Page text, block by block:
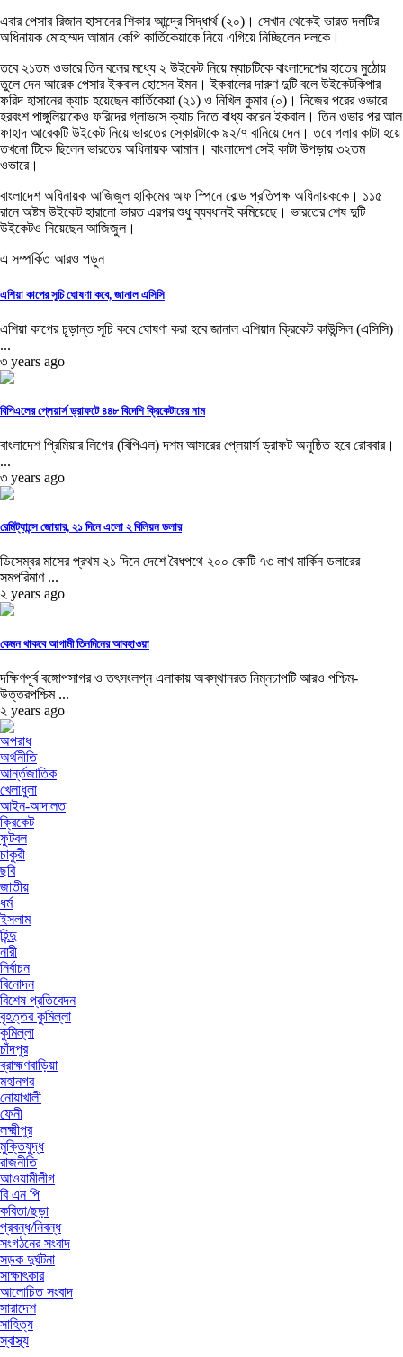
এবার পেসার রিজান হাসানের শিকার আন্দ্রে সিদ্ধার্থ (২০)। সেখান থেকেই ভারত দলটির
অধিনায়ক মোহাম্মদ আমান কেপি কার্তিকেয়াকে নিয়ে এগিয়ে নিচ্ছিলেন দলকে।
তবে ২১তম ওভারে তিন বলের মধ্যে ২ উইকেট নিয়ে ম্যাচটিকে বাংলাদেশের হাতের মুঠোয়
তুলে দেন আরেক পেসার ইকবাল হোসেন ইমন। ইকবালের দারুণ দুটি বলে উইকেটকিপার
ফরিদ হাসানের ক্যাচ হয়েছেন কার্তিকেয়া (২১) ও নিখিল কুমার (০)। নিজের পরের ওভারে
হরবংশ পাঙ্গুলিয়াকেও ফরিদের গ্লাভসে ক্যাচ দিতে বাধ্য করেন ইকবাল। তিন ওভার পর আল
ফাহাদ আরেকটি উইকেট নিয়ে ভারতের স্কোরটাকে ৯২/৭ বানিয়ে দেন। তবে গলার কাটা হয়ে
তখনো টিকে ছিলেন ভারতের অধিনায়ক আমান। বাংলাদেশ সেই কাটা উপড়ায় ৩২তম
ওভারে।
বাংলাদেশ অধিনায়ক আজিজুল হাকিমের অফ স্পিনে বোল্ড প্রতিপক্ষ অধিনায়ককে। ১১৫
রানে অষ্টম উইকেট হারানো ভারত এরপর শুধু ব্যবধানই কমিয়েছে। ভারতের শেষ দুটি
উইকেটও নিয়েছেন আজিজুল।
এ সম্পর্কিত আরও পড়ুন
এশিয়া কাপের সূচি ঘোষণা কবে, জানাল এসিসি
এশিয়া কাপের চূড়ান্ত সূচি কবে ঘোষণা করা হবে জানাল এশিয়ান ক্রিকেট কাউন্সিল (এসিসি)।
...
৩ years ago
বিপিএলের প্লেয়ার্স ড্রাফটে ৪৪৮ বিদেশি ক্রিকেটারের নাম
বাংলাদেশ প্রিমিয়ার লিগের (বিপিএল) দশম আসরের প্লেয়ার্স ড্রাফট অনুষ্ঠিত হবে রোববার।
...
৩ years ago
রেমিট্যান্সে জোয়ার, ২১ দিনে এলো ২ বিলিয়ন ডলার
ডিসেম্বর মাসের প্রথম ২১ দিনে দেশে বৈধপথে ২০০ কোটি ৭৩ লাখ মার্কিন ডলারের
সমপরিমাণ ...
২ years ago
কেমন থাকবে আগামী তিনদিনের আবহাওয়া
দক্ষিণপূর্ব বঙ্গোপসাগর ও তৎসংলগ্ন এলাকায় অবস্থানরত নিম্নচাপটি আরও পশ্চিম-
উত্তরপশ্চিম ...
২ years ago
অপরাধ
অর্থনীতি
আর্ন্তজাতিক
খেলাধুলা
আইন-আদালত
ক্রিকেট
ফুটবল
চাকুরী
ছবি
জাতীয়
ধর্ম
ইসলাম
হিন্দু
নারী
নির্বাচন
বিনোদন
বিশেষ প্রতিবেদন
বৃহত্তর কুমিল্লা
কুমিল্লা
চাঁদপুর
ব্রাহ্মণবাড়িয়া
মহানগর
নোয়াখালী
ফেনী
লক্ষ্মীপুর
মুক্তিযুদ্ধ
রাজনীতি
আওয়ামীলীগ
বি এন পি
কবিতা/ছড়া
প্রবন্ধ/নিবন্ধ
সংগঠনের সংবাদ
সড়ক দুর্ঘটনা
সাক্ষাৎকার
আলোচিত সংবাদ
সারাদেশ
সাহিত্য
স্বাস্থ্য